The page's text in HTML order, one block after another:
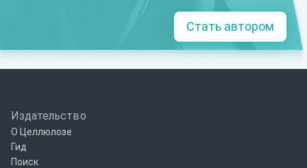
Стать автором
Издательство
О Целлюлозе
Гид
Поиск